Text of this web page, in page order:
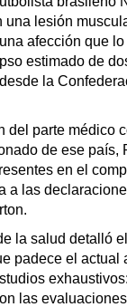
una lesión
afección que
estimado de
la
del parte médico
de ese país,
en el
a las
la salud detalló
padece el actual
las